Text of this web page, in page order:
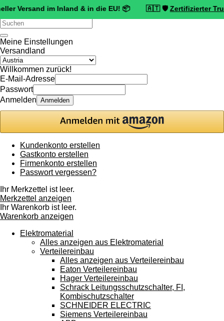
im Inland & in die EU! 📦 🇦🇹 🛡️ Zertifizierter Trusted
Verwende
die
oben
und
unten,
um
das
Ergebnis
auszuwählen.
Eingabetaste,
zum
ausgewählten
können
Touch-
und
Streichgesten
verwenden.
Meine Einstellungen
Versandland
Willkommen zurück!
E-Mail-Adresse
Passwort
Anmelden Anmelden
Kundenkonto erstellen
Gastkonto erstellen
Firmenkonto erstellen
Passwort vergessen?
Ihr Merkzettel ist leer.
Merkzettel anzeigen
Ihr Warenkorb ist leer.
Warenkorb anzeigen
Elektromaterial
Alles anzeigen aus Elektromaterial
Verteilereinbau
Alles anzeigen aus Verteilereinbau
Eaton Verteilereinbau
Hager Verteilereinbau
Schrack Leitungsschutzschalter, FI,
Kombischutzschalter
SCHNEIDER ELECTRIC
Siemens Verteilereinbau